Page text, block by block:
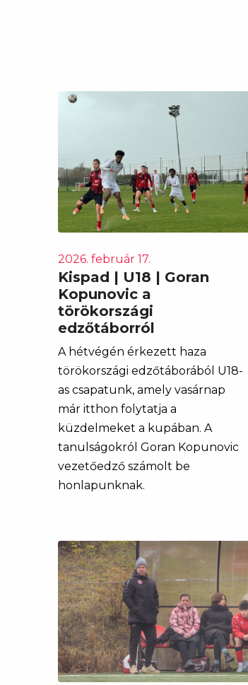
2026. február 17.
Kispad | U18 | Goran
Kopunovic a
törökországi
edzőtáborról
A hétvégén érkezett haza
törökországi edzőtáborából U18-
as csapatunk, amely vasárnap
már itthon folytatja a
küzdelmeket a kupában. A
tanulságokról Goran Kopunovic
vezetőedző számolt be
honlapunknak.